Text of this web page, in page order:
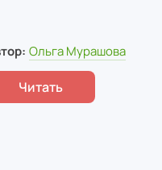
Ольга Мурашова
Читать